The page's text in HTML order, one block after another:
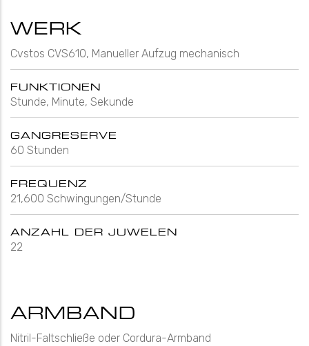
WERK
Cvstos CVS610, Manueller Aufzug mechanisch
FUNKTIONEN
Stunde, Minute, Sekunde
GANGRESERVE
60 Stunden
FREQUENZ
21,600 Schwingungen/Stunde
ANZAHL DER JUWELEN
22
ARMBAND
Nitril-Faltschließe oder Cordura-Armband